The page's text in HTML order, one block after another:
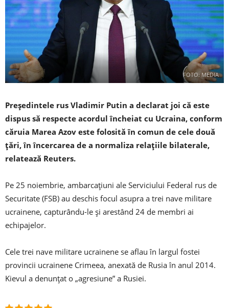
FOTO: MEDIA
Preşedintele rus Vladimir Putin a declarat joi că este
dispus să respecte acordul încheiat cu Ucraina, conform
căruia Marea Azov este folosită în comun de cele două
ţări, în încercarea de a normaliza relaţiile bilaterale,
relatează Reuters.
Pe 25 noiembrie, ambarcaţiuni ale Serviciului Federal rus de
Securitate (FSB) au deschis focul asupra a trei nave militare
ucrainene, capturându-le şi arestând 24 de membri ai
echipajelor.
Cele trei nave militare ucrainene se aflau în largul fostei
provincii ucrainene Crimeea, anexată de Rusia în anul 2014.
Kievul a denunţat o „agresiune” a Rusiei.